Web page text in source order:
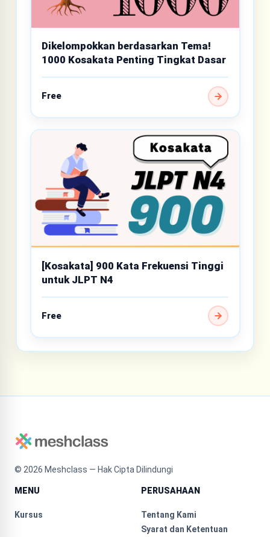
Dikelompokkan berdasarkan Tema!
1000 Kosakata Penting Tingkat Dasar
Free
[Kosakata] 900 Kata Frekuensi Tinggi
untuk JLPT N4
Free
© 2026 Meshclass — Hak Cipta Dilindungi
MENU
Kursus
PERUSAHAAN
Tentang Kami
Syarat dan Ketentuan